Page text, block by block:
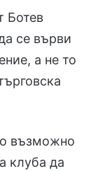
Ботев
се върви
а не то
възможно
клуба да